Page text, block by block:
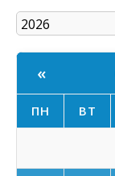
«
ПН ВТ